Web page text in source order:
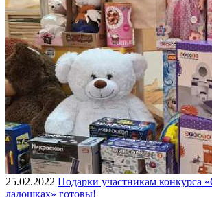
25.02.2022 Подарки участникам конкурса
ладошках» готовы!